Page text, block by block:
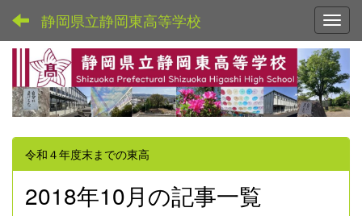
静岡県立静岡東高等学校
令和４年度末までの東高
2018年10月の記事一覧